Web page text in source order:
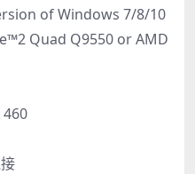
of Windows 7/8/10
Quad Q9550 or AMD
460